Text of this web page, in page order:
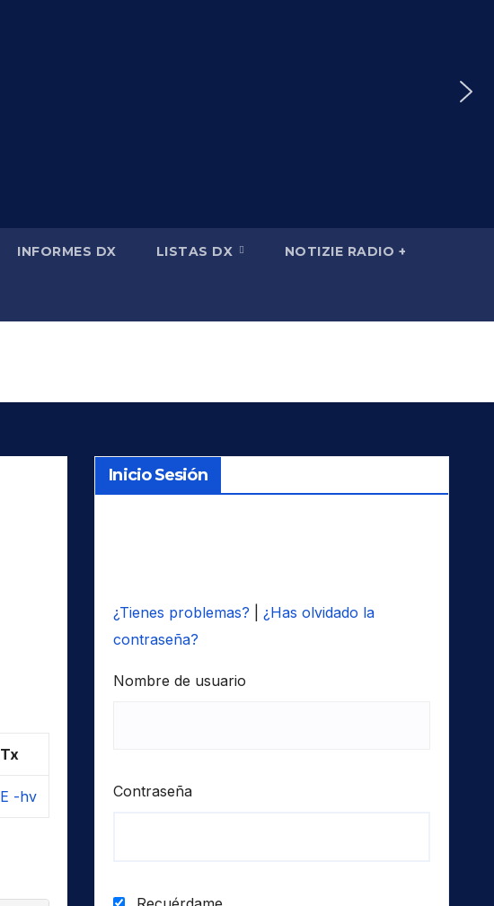
INFORMES DX LISTAS DX NOTIZIE RADIO +
Tx
E -hv
Inicio Sesión
¿Tienes problemas?
¿Has olvidado la
contraseña?
Nombre de usuario
Contraseña